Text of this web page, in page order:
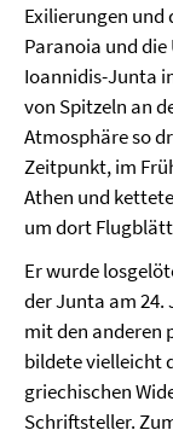
Exilierungen und
Paranoia und
Ioannidis-Junta
von Spitzeln an
Atmosphäre so
Zeitpunkt, im
Athen und
um dort
Er wurde
der Junta am 24.
mit den anderen
bildete vielleicht
griechischen
Schriftsteller.